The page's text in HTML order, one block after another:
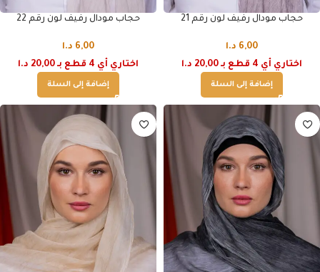
حجاب مودال رفيف لون رقم 21
6,00 د.ا
اختاري أي 4 قطع بـ 20,00 د.ا
إضافة إلى السلة
حجاب مودال رفيف لون رقم 22
6,00 د.ا
اختاري أي 4 قطع بـ 20,00 د.ا
إضافة إلى السلة